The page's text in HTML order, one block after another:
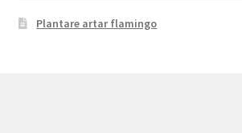
Plantare artar flamingo